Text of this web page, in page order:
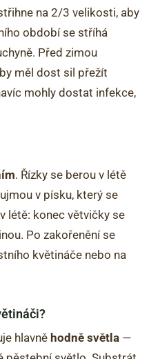
na 2/3 velikosti, aby
období se stříhá
Před zimou
měl dost sil přežít
mohly dostat infekce,
. Řízky se berou v létě
v písku, který se
létě: konec větvičky se
Po zakořenění se
květináče nebo na
hlavněhodně světla —